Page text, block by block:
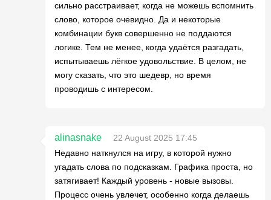
сильно расстраивает, когда не можешь вспомнить
слово, которое очевидно. Да и некоторые
комбинации букв совершенно не поддаются
логике. Тем не менее, когда удаётся разгадать,
испытываешь лёгкое удовольствие. В целом, не
могу сказать, что это шедевр, но время
проводишь с интересом.
alinasnake
22 August 2025 17:45
Недавно наткнулся на игру, в которой нужно
угадать слова по подсказкам. Графика проста, но
затягивает! Каждый уровень - новые вызовы.
Процесс очень увлечет, особенно когда делаешь